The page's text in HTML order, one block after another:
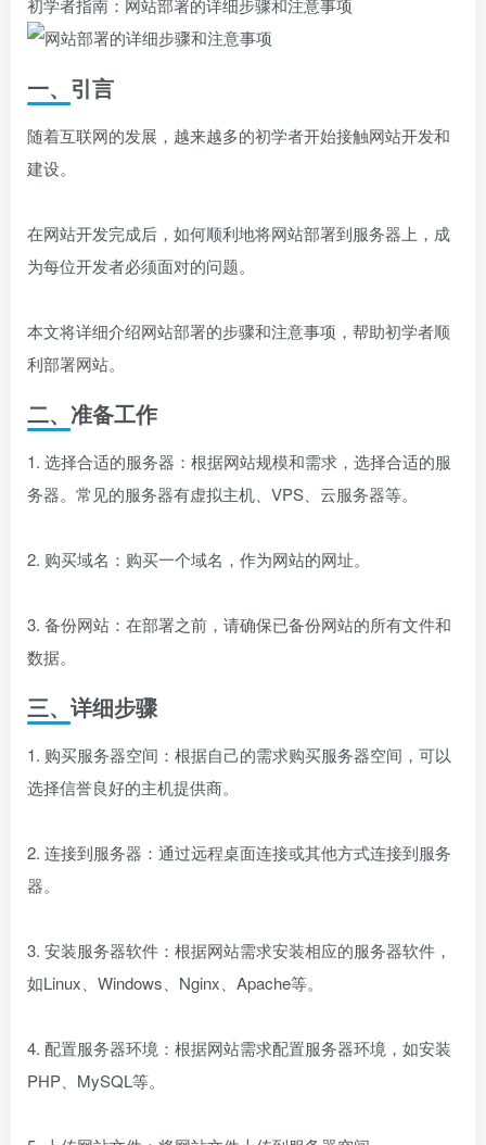
初学者指南：网站部署的详细步骤和注意事项
一、引言
随着互联网的发展，越来越多的初学者开始接触网站开发和
建设。
在网站开发完成后，如何顺利地将网站部署到服务器上，成
为每位开发者必须面对的问题。
本文将详细介绍网站部署的步骤和注意事项，帮助初学者顺
利部署网站。
二、准备工作
1. 选择合适的服务器：根据网站规模和需求，选择合适的服
务器。常见的服务器有虚拟主机、VPS、云服务器等。
2. 购买域名：购买一个域名，作为网站的网址。
3. 备份网站：在部署之前，请确保已备份网站的所有文件和
数据。
三、详细步骤
1. 购买服务器空间：根据自己的需求购买服务器空间，可以
选择信誉良好的主机提供商。
2. 连接到服务器：通过远程桌面连接或其他方式连接到服务
器。
3. 安装服务器软件：根据网站需求安装相应的服务器软件，
如Linux、Windows、Nginx、Apache等。
4. 配置服务器环境：根据网站需求配置服务器环境，如安装
PHP、MySQL等。